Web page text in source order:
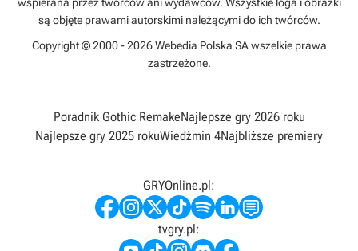
są objęte prawami autorskimi należącymi do ich twórców.
Copyright © 2000 - 2026 Webedia Polska SA wszelkie prawa
zastrzeżone.
Poradnik Gothic RemakeNajlepsze gry 2026 roku
Najlepsze gry 2025 rokuWiedźmin 4Najbliższe premiery
GRYOnline.pl:
tvgry.pl: